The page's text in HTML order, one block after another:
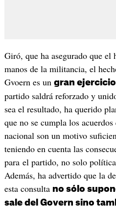
Giró, que ha asegurado que el
manos de la militancia, el
Gvoern es un gran
partido saldrá reforzado y
sea el resultado, ha querido
que no se cumpla los
nacional son un motivo
teniendo en cuenta las
para el partido, no solo
Además, ha advertido que la
esta consulta no sólo
sale del Govern sino